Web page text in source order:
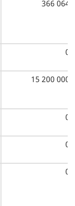
366 064
0
15 200 000
0
0
0